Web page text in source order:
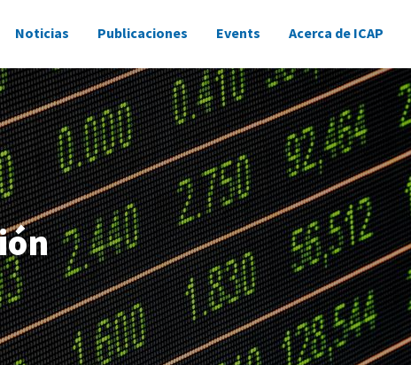
Noticias Publicaciones Events Acerca de ICAP